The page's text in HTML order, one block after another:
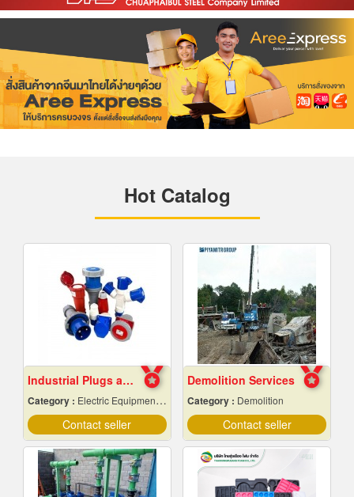
Hot Catalog
Industrial Plugs and Sockets in Pattaya, Chonburi
Category : Electric Equipment & Supplies-Wholesale & Manufacturers
Contact seller
Demolition Services
Category : Demolition
Contact seller